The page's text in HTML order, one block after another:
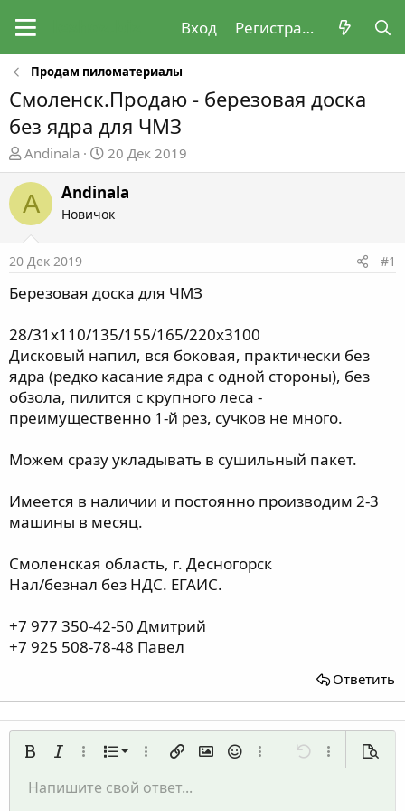
Вход Регистрация
Продам пиломатериалы
Смоленск.Продаю - березовая доска
без ядра для ЧМЗ
А
в
о
р
е
ы
Andinala
Д
а
т
а
а
л
20 Дек 2019
A Andinala
Новичок
20 Дек 2019 #1
Березовая доска для ЧМЗ
28/31х110/135/155/165/220х3100
Дисковый напил, вся боковая, практически без
ядра (редко касание ядра с одной стороны), без
обзола, пилится с крупного леса -
преимущественно 1-й рез, сучков не много.
Можем сразу укладывать в сушильный пакет.
Имеется в наличии и постоянно производим 2-3
машины в месяц.
Смоленская область, г. Десногорск
Нал/безнал без НДС. ЕГАИС.
+7 977 350-42-50 Дмитрий
+7 925 508-78-48 Павел
Ответить
ЖирныйКурсивДополнительно...
Список Нумерованный список
Маркированный список
Дополнительно...
Вставить ссылку
Вставить изображение
СмайлыДополнительно...
Отменить
Размер шрифта
9
Цвет текста
Шрифт Arial
Зачёркнутый
Подчёркнутый
Однострочный код
ВыравниваниеПо левому краю
Формат параграфа
Обычный
ЦитатаМедиаВставить таблицу
Вставить горизонтальную линию
Спойлер
Код
Повторить
Переключить режим работы редактора
Удалить форматирование
ЧерновикиСохранить черновик
Напишите свой ответ...